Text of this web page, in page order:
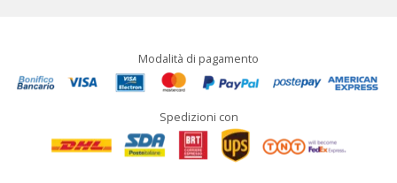
Modalità di pagamento
Spedizioni con